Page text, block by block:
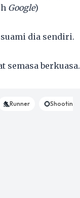
Google)
dia sendiri.
semasa berkuasa.